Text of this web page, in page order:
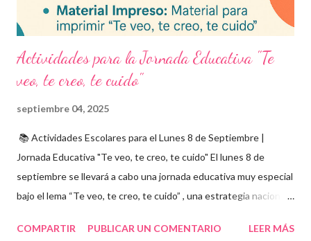
Actividades para la Jornada Educativa "Te
veo, te creo, te cuido"
septiembre 04, 2025
📚 Actividades Escolares para el Lunes 8 de Septiembre |
Jornada Educativa "Te veo, te creo, te cuido" El lunes 8 de
septiembre se llevará a cabo una jornada educativa muy especial
bajo el lema “Te veo, te creo, te cuido” , una estrategia nacional
infantil , y promover la convivencia escolar armónica . Desde el
COMPARTIR PUBLICAR UN COMENTARIO LEER MÁS